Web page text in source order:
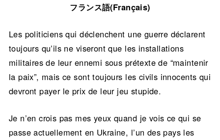
フランス語(Français)
Les politiciens qui déclenchent une guerre déclarent
toujours qu’ils ne viseront que les installations
militaires de leur ennemi sous prétexte de “maintenir
la paix”, mais ce sont toujours les civils innocents qui
devront payer le prix de leur jeu stupide.
Je n’en crois pas mes yeux quand je vois ce qui se
passe actuellement en Ukraine, l’un des pays les